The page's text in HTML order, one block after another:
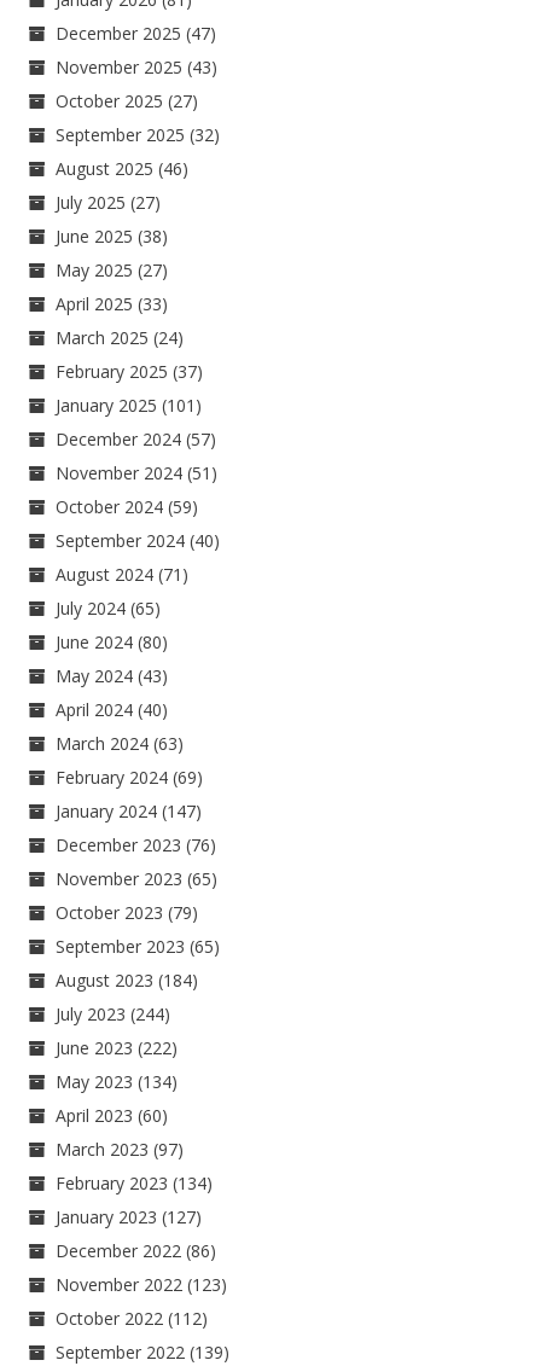
December 2025 (47)
November 2025 (43)
October 2025 (27)
September 2025 (32)
August 2025 (46)
July 2025 (27)
June 2025 (38)
May 2025 (27)
April 2025 (33)
March 2025 (24)
February 2025 (37)
January 2025 (101)
December 2024 (57)
November 2024 (51)
October 2024 (59)
September 2024 (40)
August 2024 (71)
July 2024 (65)
June 2024 (80)
May 2024 (43)
April 2024 (40)
March 2024 (63)
February 2024 (69)
January 2024 (147)
December 2023 (76)
November 2023 (65)
October 2023 (79)
September 2023 (65)
August 2023 (184)
July 2023 (244)
June 2023 (222)
May 2023 (134)
April 2023 (60)
March 2023 (97)
February 2023 (134)
January 2023 (127)
December 2022 (86)
November 2022 (123)
October 2022 (112)
September 2022 (139)